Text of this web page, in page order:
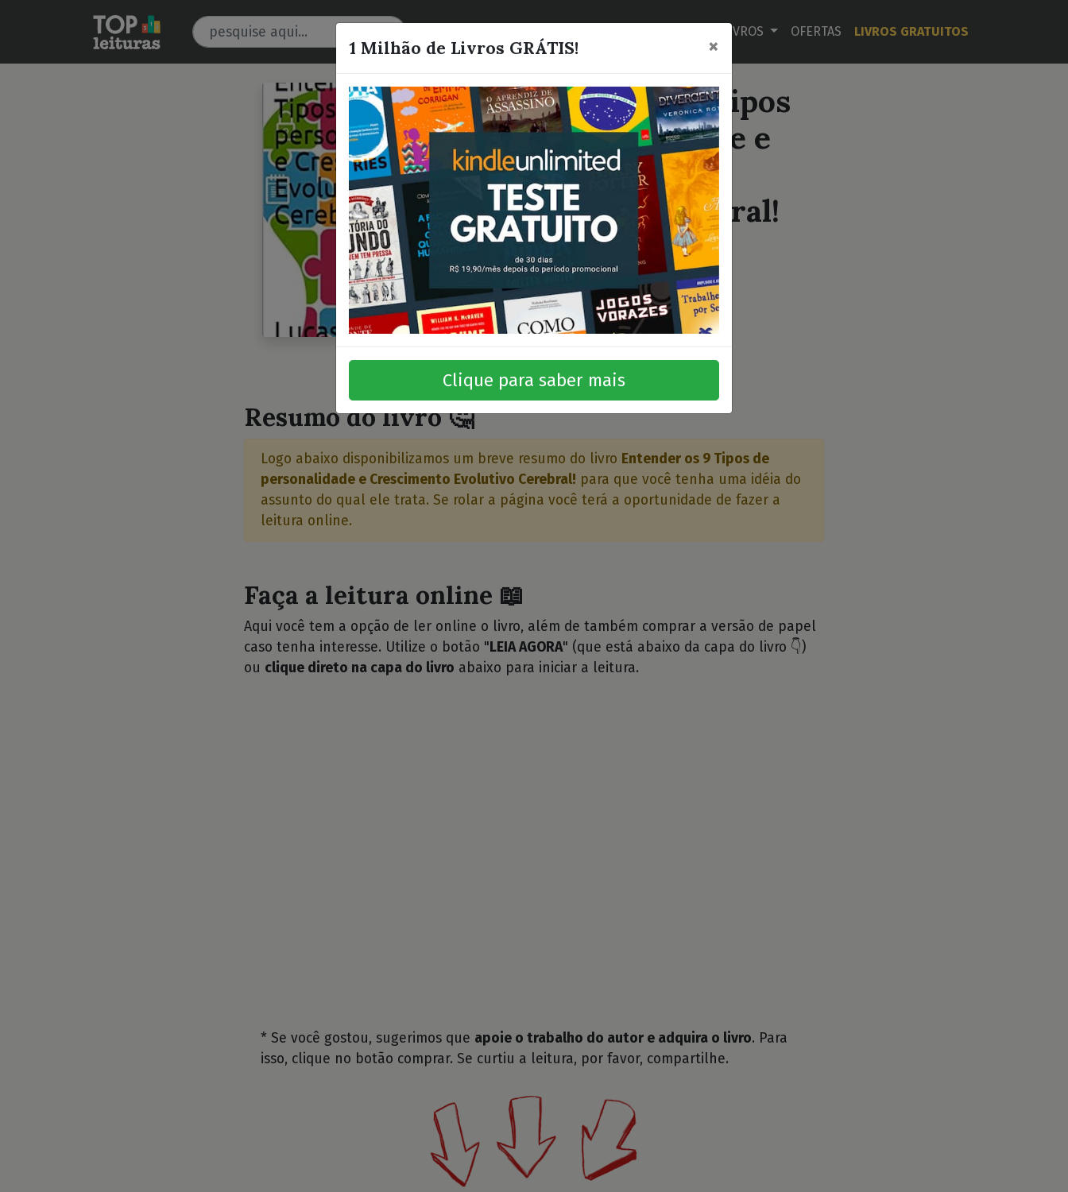
LIVROS OFERTAS LIVROS GRATUITOS
⭐⭐⭐
Entender os 9 Tipos
de personalidade e
Crescimento
Evolutivo Cerebral!
Scherer, Lucas
Quero este livro!
Resumo do livro 🤔
Logo abaixo disponibilizamos um breve resumo do livro Entender os 9 Tipos de
personalidade e Crescimento Evolutivo Cerebral! para que você tenha uma idéia do
assunto do qual ele trata. Se rolar a página você terá a oportunidade de fazer a
leitura online.
Faça a leitura online 📖
Aqui você tem a opção de ler online o livro, além de também comprar a versão de papel
caso tenha interesse. Utilize o botão " LEIA AGORA" (que está abaixo da capa do livro 👇)
ou clique direto na capa do livro abaixo para iniciar a leitura.
* Se você gostou, sugerimos que apoie o trabalho do autor e adquira o livro. Para
isso, clique no botão comprar. Se curtiu a leitura, por favor, compartilhe.
1 Milhão de Livros GRÁTIS! ×
Clique para saber mais